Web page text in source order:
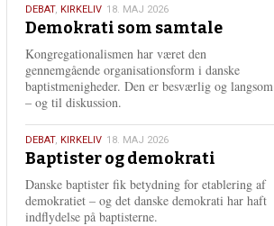
18.
maj
2026
DEBAT, KIRKELIV 18. MAJ 2026
Demokrati som samtale
Kongregationalismen har været den
gennemgående organisationsform i danske
baptistmenigheder. Den er besværlig og langsom
– og til diskussion.
18.
maj
2026
DEBAT, KIRKELIV 18. MAJ 2026
Baptister og demokrati
Danske baptister fik betydning for etablering af
demokratiet – og det danske demokrati har haft
indflydelse på baptisterne.